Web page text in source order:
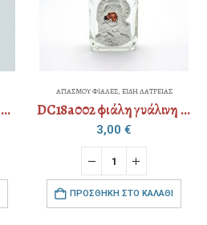
DC17862 φιάλη φούσκα α’ (καπάκι σταυρό) 15ml
ΑΓΙΑΣΜΟΥ ΦΙΑΛΕΣ, ΕΙΔΗ ΛΑΤΡΕΙΑΣ
DC18a002 φιάλη γυάλινη – διακοσμημένη
3,00 €
ΠΡΟΣΘΉΚΗ ΣΤΟ ΚΑΛΆΘΙ